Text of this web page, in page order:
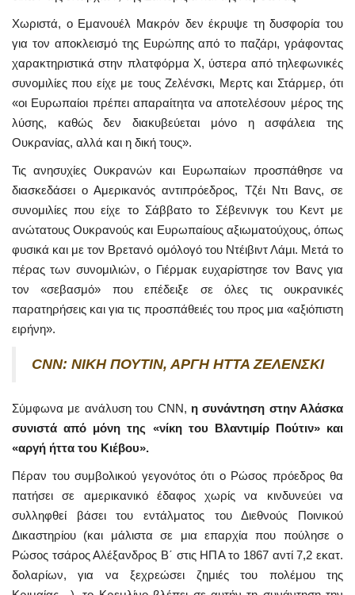
Χωριστά, ο Εμανουέλ Μακρόν δεν έκρυψε τη δυσφορία του
για τον αποκλεισμό της Ευρώπης από το παζάρι, γράφοντας
χαρακτηριστικά στην πλατφόρμα Χ, ύστερα από τηλεφωνικές
συνομιλίες που είχε με τους Ζελένσκι, Μερτς και Στάρμερ, ότι
«οι Ευρωπαίοι πρέπει απαραίτητα να αποτελέσουν μέρος της
λύσης, καθώς δεν διακυβεύεται μόνο η ασφάλεια της
Ουκρανίας, αλλά και η δική τους».
Τις ανησυχίες Ουκρανών και Ευρωπαίων προσπάθησε να
διασκεδάσει ο Αμερικανός αντιπρόεδρος, Τζέι Ντι Βανς, σε
συνομιλίες που είχε το Σάββατο το Σέβενινγκ του Κεντ με
ανώτατους Ουκρανούς και Ευρωπαίους αξιωματούχους, όπως
φυσικά και με τον Βρετανό ομόλογό του Ντέιβιντ Λάμι. Μετά το
πέρας των συνομιλιών, ο Γιέρμακ ευχαρίστησε τον Βανς για
τον «σεβασμό» που επέδειξε σε όλες τις ουκρανικές
παρατηρήσεις και για τις προσπάθειές του προς μια «αξιόπιστη
ειρήνη».
CNN: ΝΙΚΗ ΠΟΥΤΙΝ, ΑΡΓΗ ΗΤΤΑ ΖΕΛΕΝΣΚΙ
Σύμφωνα με ανάλυση του CNN, η συνάντηση στην Αλάσκα
συνιστά από μόνη της «νίκη του Βλαντιμίρ Πούτιν» και
«αργή ήττα του Κιέβου».
Πέραν του συμβολικού γεγονότος ότι ο Ρώσος πρόεδρος θα
πατήσει σε αμερικανικό έδαφος χωρίς να κινδυνεύει να
συλληφθεί βάσει του εντάλματος του Διεθνούς Ποινικού
Δικαστηρίου (και μάλιστα σε μια επαρχία που πούλησε ο
Ρώσος τσάρος Αλέξανδρος Β΄ στις ΗΠΑ το 1867 αντί 7,2 εκατ.
δολαρίων, για να ξεχρεώσει ζημιές του πολέμου της